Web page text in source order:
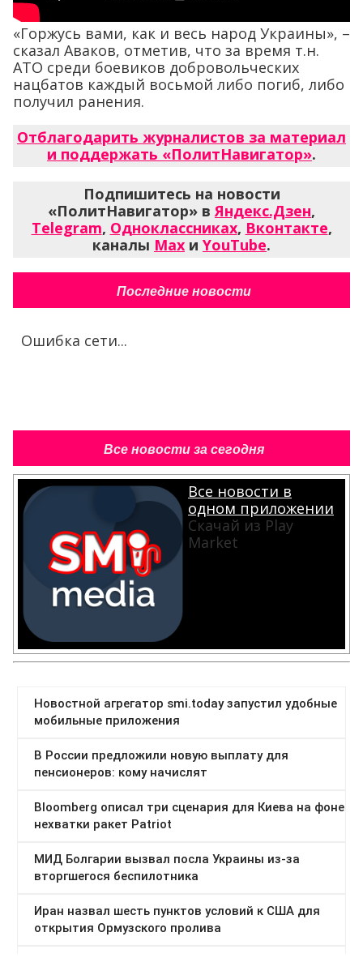
«Горжусь вами, как и весь народ Украины», –
сказал Аваков, отметив, что за время т.н.
АТО среди боевиков добровольческих
нацбатов каждый восьмой либо погиб, либо
получил ранения.
Отблагодарить журналистов за материал
и поддержать «ПолитНавигатор».
Подпишитесь на новости
«ПолитНавигатор» вЯндекс.Дзен,
Telegram, Одноклассниках, Вконтакте,
каналы Max и YouTube.
Последние новости
Ошибка сети...
Все новости за сегодня
Все новости в
одном приложении
Скачай из Play
Market